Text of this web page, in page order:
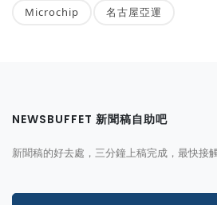
Microchip 名古屋亞運
NEWSBUFFET 新聞稿自助吧
新聞稿的好去處，三分鐘上稿完成，最快接